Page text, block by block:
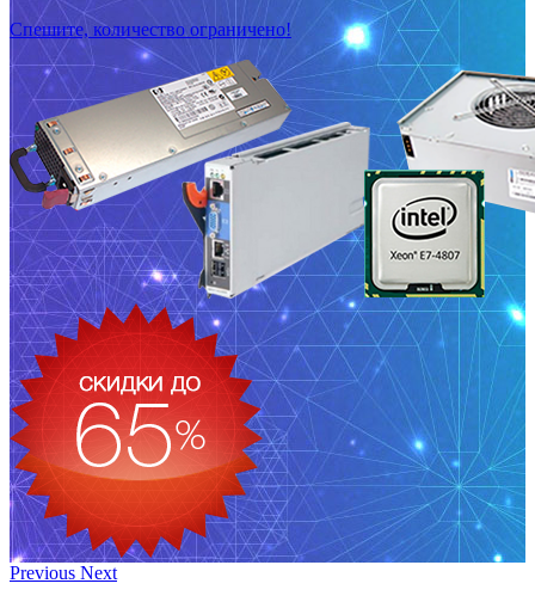
Спешите, количество ограничено!
Previous Next